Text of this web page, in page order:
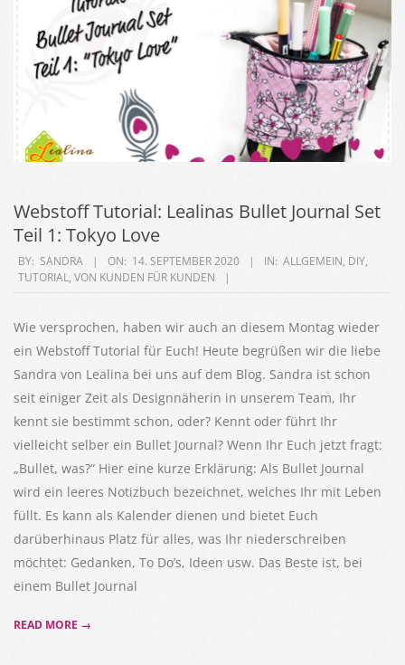
Webstoff Tutorial: Lealinas Bullet Journal Set
Teil 1: Tokyo Love
2020-
09-
BY: SANDRA ON: 14. SEPTEMBER 2020 IN: ALLGEMEIN, DIY,
TUTORIAL, VON KUNDEN FÜR KUNDEN
Wie versprochen, haben wir auch an diesem Montag wieder
ein Webstoff Tutorial für Euch! Heute begrüßen wir die liebe
Sandra von Lealina bei uns auf dem Blog. Sandra ist schon
seit einiger Zeit als Designnäherin in unserem Team, Ihr
kennt sie bestimmt schon, oder? Kennt oder führt Ihr
vielleicht selber ein Bullet Journal? Wenn Ihr Euch jetzt fragt:
„Bullet, was?“ Hier eine kurze Erklärung: Als Bullet Journal
wird ein leeres Notizbuch bezeichnet, welches Ihr mit Leben
füllt. Es kann als Kalender dienen und bietet Euch
darüberhinaus Platz für alles, was Ihr niederschreiben
möchtet: Gedanken, To Do’s, Ideen usw. Das Beste ist, bei
einem Bullet Journal
READ MORE →